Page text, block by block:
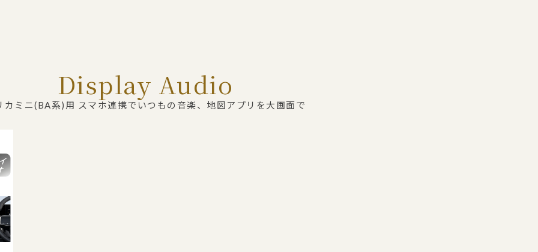
Display Audio
カミニ(BA系)用 スマホ連携でいつもの音楽、地図アプリを大画面で